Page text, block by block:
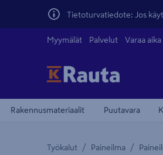
Tietoturvatiedote: Jos
Myymälät Palvelut Varaa aika
Rakennusmateriaalit Puutavara
Työkalut Paineilma